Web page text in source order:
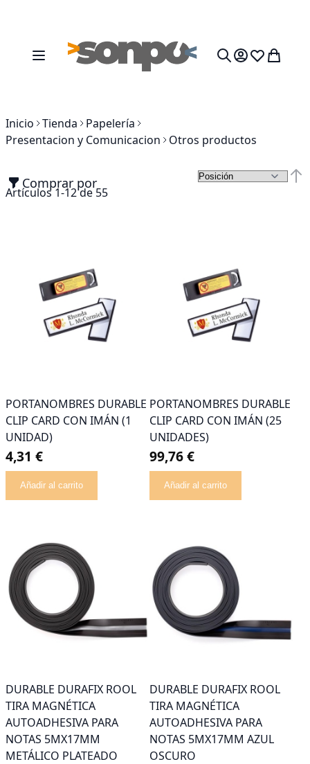
Toggle Nav Mi cesta
Inicio Tienda
Papelería
Presentacion y Comunicacion
Otros productos
Comprar por
Artículos1-12de55
PORTANOMBRES DURABLE
CLIP CARD CON IMÁN (1
UNIDAD)
4,31 €
Añadir al carrito
PORTANOMBRES DURABLE
CLIP CARD CON IMÁN (25
UNIDADES)
99,76 €
Añadir al carrito
DURABLE DURAFIX ROOL
TIRA MAGNÉTICA
AUTOADHESIVA PARA
NOTAS 5MX17MM
METÁLICO PLATEADO
DURABLE DURAFIX ROOL
TIRA MAGNÉTICA
AUTOADHESIVA PARA
NOTAS 5MX17MM AZUL
OSCURO